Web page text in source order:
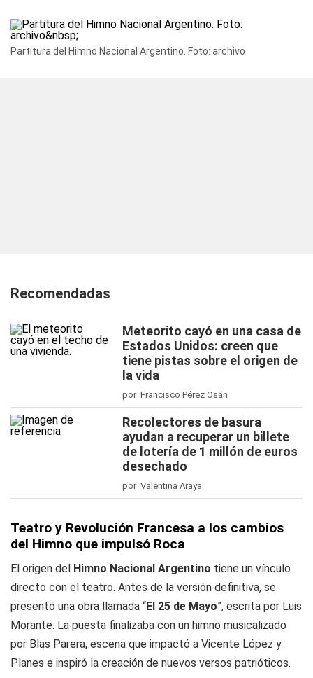
Partitura del Himno Nacional Argentino. Foto: archivo
Recomendadas
Meteorito cayó en una casa de
Estados Unidos: creen que
tiene pistas sobre el origen de
la vida
por Francisco Pérez Osán
Recolectores de basura
ayudan a recuperar un billete
de lotería de 1 millón de euros
desechado
por Valentina Araya
Teatro y Revolución Francesa a los cambios
del Himno que impulsó Roca
El origen del Himno Nacional Argentino tiene un vínculo
directo con el teatro. Antes de la versión definitiva, se
presentó una obra llamada “El 25 de Mayo”, escrita por Luis
Morante. La puesta finalizaba con un himno musicalizado
por Blas Parera, escena que impactó a Vicente López y
Planes e inspiró la creación de nuevos versos patrióticos.